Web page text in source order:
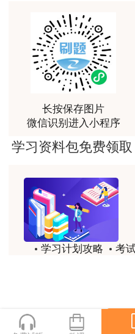
客户回复迅速，热心解
用户m2****88
讲得好
林老师讲得非常好！
用户m8****66
用户c2****r6
林轩老师是一个好老师，
用户m1****88
冲着林轩老师过来买的
林轩老师讲课实战型太强
长按保存图片
微信识别进入小程序
学习资料包免费领取
学习计划攻略
考